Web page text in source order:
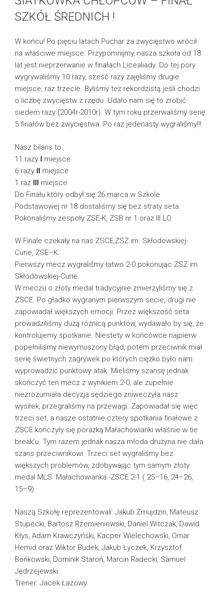
SZKÓŁ ŚREDNICH !
W końcu! Po pięciu latach Puchar za zwycięstwo wrócił
na właściwe miejsce. Przypomnijmy, nasza szkoła od 18
lat jest nieprzerwanie w finałach Licealiady. Do tej pory
wygrywaliśmy 10 razy, sześć razy zajęliśmy drugie
miejsce, raz trzecie. Byliśmy też rekordzistą jeśli chodzi
o liczbę zwycięstw z rzędu. Udało nam się to zrobić
siedem razy (2004r-2010r). W tym roku przerwaliśmy serię
5 finałów bez zwycięstwa. Po raz jedenasty wygraliśmy!!!
Nasz bilans to:
11 razy I miejsce
6 razy II miejsce
1 raz III miejsce
Do Finału który odbył się 26 marca w Szkole
Podstawowej nr 18 dostaliśmy się bez straty seta.
Pokonaliśmy zespoły ZSE-K, ZSB nr 1 oraz III LO.
W Finale czekały na nas ZSCE,ZSZ im. Skłodowskiej-
Curie, ZSE–K.
Pierwszy mecz wygraliśmy łatwo 2-0 pokonując ZSZ im.
Skłodowskiej-Curie.
W meczu o złoty medal tradycyjnie zmierzyliśmy się z
ZSCE. Po gładko wygranym pierwszym secie, drugi nie
zapowiadał większych emocji. Przez większość seta
prowadziliśmy dużą różnicą punktów, wydawało by się, że
kontrolujemy spotkanie. Niestety w końcówce najpierw
popełniliśmy niewymuszony błąd, potem przeciwnik miał
serię świetnych zagrywek po których ciężko było nam
wyprowadzić punktowy atak. Mieliśmy szansę jednak
skończyć ten mecz z wynikiem 2-0, ale zupełnie
niezrozumiała decyzja sędziego zniweczyła nasz
wysiłek, przegraliśmy na przewagi. Zapowiadał się więc
trzeci set, a nasze ostatnie cztery spotkania finałowe z
ZSCE kończyły się porażką Małachowianki właśnie w tie
break’u. Tym razem jednak nasza młoda drużyna nie dała
szans przeciwnikowi. Trzeci set wygraliśmy bez
większych problemów, zdobywając tym samym złoty
medal MLS. Małachowianka -ZSCE 2-1 ( 25–16, 24–26,
15–9).
Naszą Szkołę reprezentowali: Jakub Żmujdzin, Mateusz
Stupecki, Bartosz Rzemieniewski, Daniel Witczak, Dawid
Kłys, Adam Krawczyński, Kacper Wielechowski, Omar
Hemid oraz Wiktor Budek, Jakub Łyczek, Krzysztof
Bońkowski, Dominik Staroń, Marcin Radecki, Samuel
Jędrzejewski.
Trener: Jacek Łazowy